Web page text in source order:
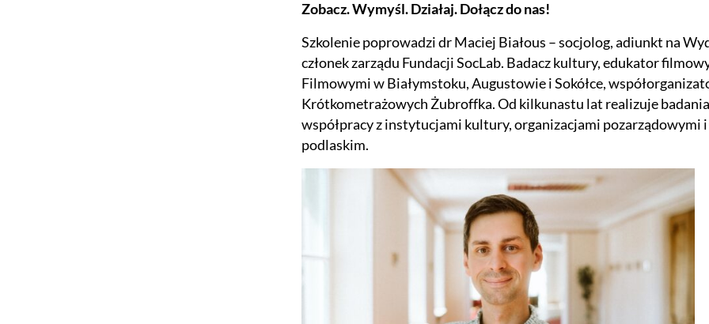
Zobacz. Wymyśl. Działaj. Dołącz do nas!
Szkolenie poprowadzi dr Maciej Białous – socjolog, adiunkt na
członek zarządu Fundacji SocLab. Badacz kultury, edukator
Filmowymi w Białymstoku, Augustowie i Sokółce,
Krótkometrażowych Żubroffka. Od kilkunastu lat realizuje
współpracy z instytucjami kultury, organizacjami
podlaskim.